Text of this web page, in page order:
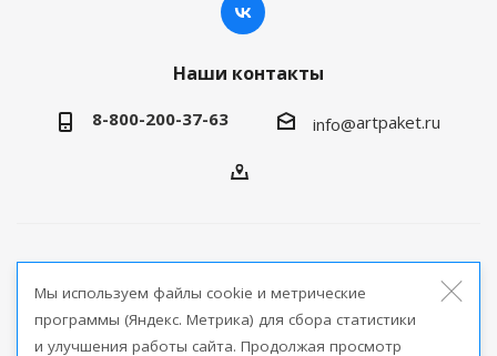
Наши контакты
8-800-200-37-63 info@artpaket.ru
продукции
Версия для печати
Мы используем файлы cookie и метрические
программы (Яндекс. Метрика) для сбора статистики
и улучшения работы сайта. Продолжая просмотр